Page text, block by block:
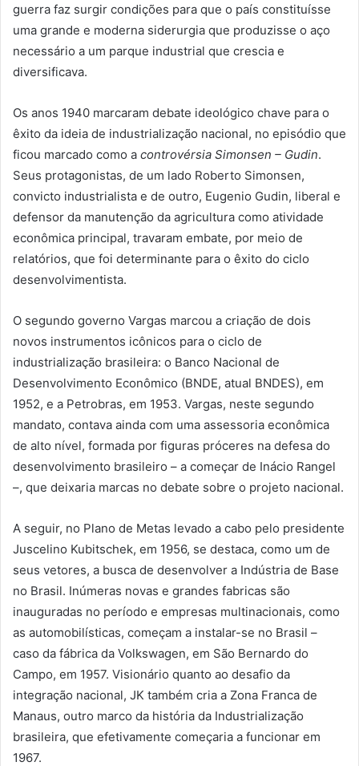
guerra faz surgir condições para que o país constituísse
uma grande e moderna siderurgia que produzisse o aço
necessário a um parque industrial que crescia e
diversificava.
Os anos 1940 marcaram debate ideológico chave para o
êxito da ideia de industrialização nacional, no episódio que
ficou marcado como a controvérsia Simonsen – Gudin.
Seus protagonistas, de um lado Roberto Simonsen,
convicto industrialista e de outro, Eugenio Gudin, liberal e
defensor da manutenção da agricultura como atividade
econômica principal, travaram embate, por meio de
relatórios, que foi determinante para o êxito do ciclo
desenvolvimentista.
O segundo governo Vargas marcou a criação de dois
novos instrumentos icônicos para o ciclo de
industrialização brasileira: o Banco Nacional de
Desenvolvimento Econômico (BNDE, atual BNDES), em
1952, e a Petrobras, em 1953. Vargas, neste segundo
mandato, contava ainda com uma assessoria econômica
de alto nível, formada por figuras próceres na defesa do
desenvolvimento brasileiro – a começar de Inácio Rangel
–, que deixaria marcas no debate sobre o projeto nacional.
A seguir, no Plano de Metas levado a cabo pelo presidente
Juscelino Kubitschek, em 1956, se destaca, como um de
seus vetores, a busca de desenvolver a Indústria de Base
no Brasil. Inúmeras novas e grandes fabricas são
inauguradas no período e empresas multinacionais, como
as automobilísticas, começam a instalar-se no Brasil –
caso da fábrica da Volkswagen, em São Bernardo do
Campo, em 1957. Visionário quanto ao desafio da
integração nacional, JK também cria a Zona Franca de
Manaus, outro marco da história da Industrialização
brasileira, que efetivamente começaria a funcionar em
1967.